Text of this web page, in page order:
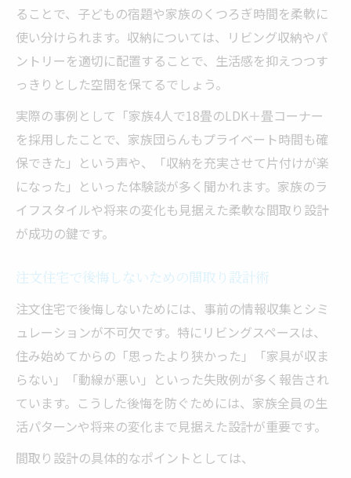
ることで、子どもの宿題や家族のくつろぎ時間を柔軟に
使い分けられます。収納については、リビング収納やパ
ントリーを適切に配置することで、生活感を抑えつつす
っきりとした空間を保てるでしょう。
実際の事例として「家族4人で18畳のLDK＋畳コーナー
を採用したことで、家族団らんもプライベート時間も確
保できた」という声や、「収納を充実させて片付けが楽
になった」といった体験談が多く聞かれます。家族のラ
イフスタイルや将来の変化も見据えた柔軟な間取り設計
が成功の鍵です。
注文住宅で後悔しないための間取り設計術
注文住宅で後悔しないためには、事前の情報収集とシミ
ュレーションが不可欠です。特にリビングスペースは、
住み始めてからの「思ったより狭かった」「家具が収ま
らない」「動線が悪い」といった失敗例が多く報告され
ています。こうした後悔を防ぐためには、家族全員の生
活パターンや将来の変化まで見据えた設計が重要です。
間取り設計の具体的なポイントとしては、